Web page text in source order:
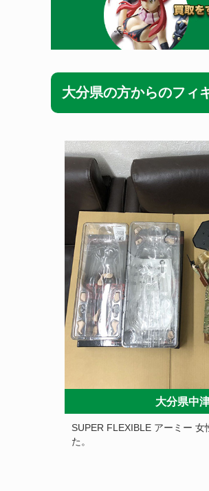
大分県の方からのフィ
大分県中
SUPER FLEXIBLE アーミー 女
た。